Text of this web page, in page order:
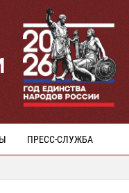
ПРЕСС-СЛУЖБА